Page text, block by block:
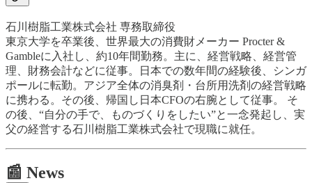
石川樹脂工業株式会社 専務取締役
東京大学を卒業後、世界最大の消費財メーカー Procter &
Gambleに入社し、約10年間勤務。主に、経営戦略、経営管
理、財務会計などに従事。日本での数年間の経験後、シンガ
ポールに転勤。アジア全体の消臭剤・台所用洗剤の経営戦略
に携わる。その後、帰国し日本CFOの右腕として従事。 そ
の後、“自分の手で、ものづくりをしたい”と一念発起し、実
父の経営する石川樹脂工業株式会社で現職に就任。
📰 News